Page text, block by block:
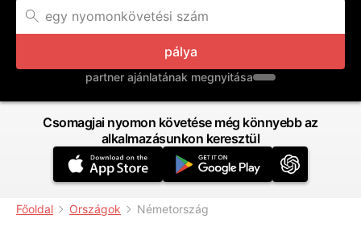
pálya
partner ajánlatának megnyitása
Csomagjai nyomon követése még könnyebb az
alkalmazásunkon keresztül
Főoldal Országok Németország